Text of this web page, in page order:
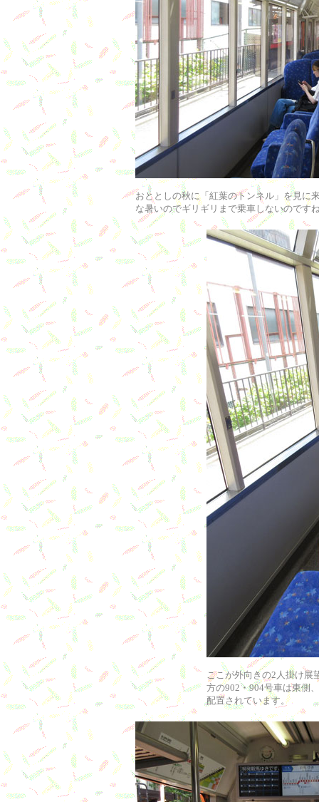
おととしの秋に「紅葉のトンネル」を見に
な暑いのでギリギリまで乗車しないのです
ここが外向きの2人掛け展
方の902・904号車は東側
配置されています。